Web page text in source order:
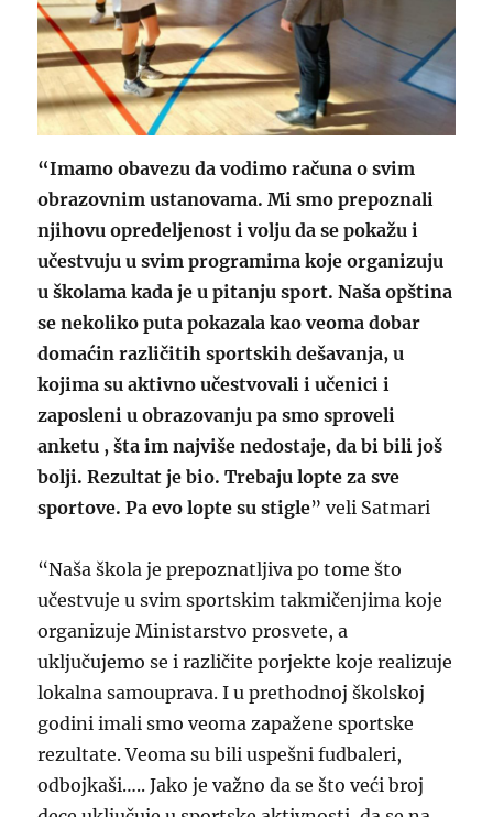
“Imamo obavezu da vodimo računa o svim
obrazovnim ustanovama. Mi smo prepoznali
njihovu opredeljenost i volju da se pokažu i
učestvuju u svim programima koje organizuju
u školama kada je u pitanju sport. Naša opština
se nekoliko puta pokazala kao veoma dobar
domaćin različitih sportskih dešavanja, u
kojima su aktivno učestvovali i učenici i
zaposleni u obrazovanju pa smo sproveli
anketu , šta im najviše nedostaje, da bi bili još
bolji. Rezultat je bio. Trebaju lopte za sve
sportove. Pa evo lopte su stigle” veli Satmari
“Naša škola je prepoznatljiva po tome što
učestvuje u svim sportskim takmičenjima koje
organizuje Ministarstvo prosvete, a
uključujemo se i različite porjekte koje realizuje
lokalna samouprava. I u prethodnoj školskoj
godini imali smo veoma zapažene sportske
rezultate. Veoma su bili uspešni fudbaleri,
odbojkaši….. Jako je važno da se što veći broj